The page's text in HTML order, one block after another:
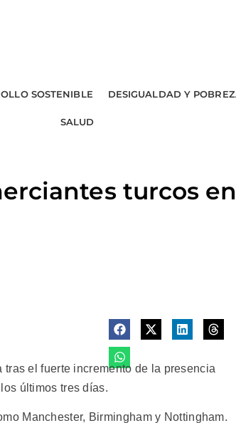
SOSTENIBLE DESIGUALDAD Y
SALUD
turcos
el fuerte incremento de la presencia
últimos tres días.
Manchester, Birmingham y Nottingham.